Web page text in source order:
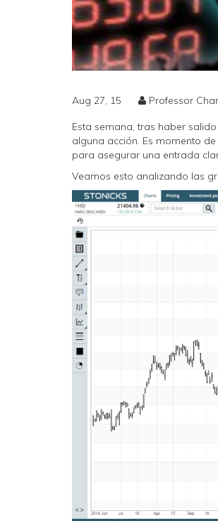
Aug 27, 15 Professor
Esta semana, tras haber
alguna acción. Es momento
para asegurar una entrada
Veamos esto analizando las